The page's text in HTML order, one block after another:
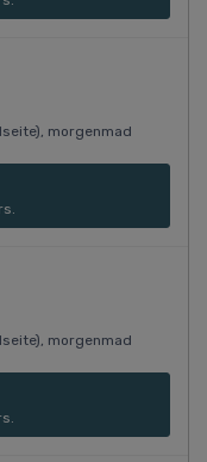
morgenmad
morgenmad